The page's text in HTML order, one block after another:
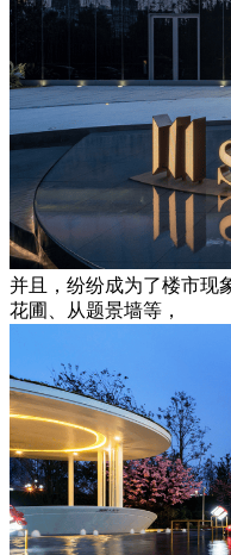
并且，纷纷成为了楼市现
花圃、从题景墙等，